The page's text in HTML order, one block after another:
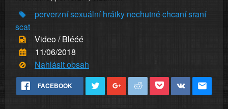
perverzní sexuální hrátky nechutnéchcanísraní
scat
Video / Blééé
11/06/2018
Nahlásit obsah
FACEBOOK